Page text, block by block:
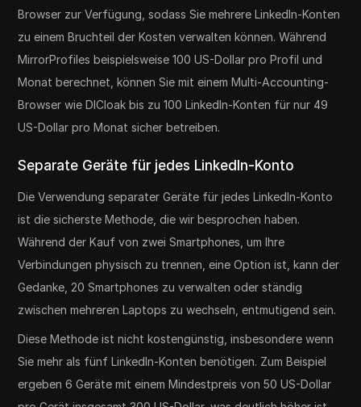
Browser zur Verfügung, sodass Sie mehrere LinkedIn-Konten
zu einem Bruchteil der Kosten verwalten können. Während
MirrorProfiles beispielsweise 100 US-Dollar pro Profil und
Monat berechnet, können Sie mit einem Multi-Accounting-
Browser wie DICloak bis zu 100 LinkedIn-Konten für nur 49
US-Dollar pro Monat sicher betreiben.
Separate Geräte für jedes LinkedIn-Konto
Die Verwendung separater Geräte für jedes LinkedIn-Konto
ist die sicherste Methode, die wir besprochen haben.
Während der Kauf von zwei Smartphones, um Ihre
Verbindungen physisch zu trennen, eine Option ist, kann der
Gedanke, 20 Smartphones zu verwalten oder ständig
zwischen mehreren Laptops zu wechseln, entmutigend sein.
Diese Methode ist nicht kostengünstig, insbesondere wenn
Sie mehr als fünf LinkedIn-Konten benötigen. Zum Beispiel
ergeben 6 Geräte mit einem Mindestpreis von 50 US-Dollar